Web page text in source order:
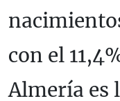
con el
Almería es